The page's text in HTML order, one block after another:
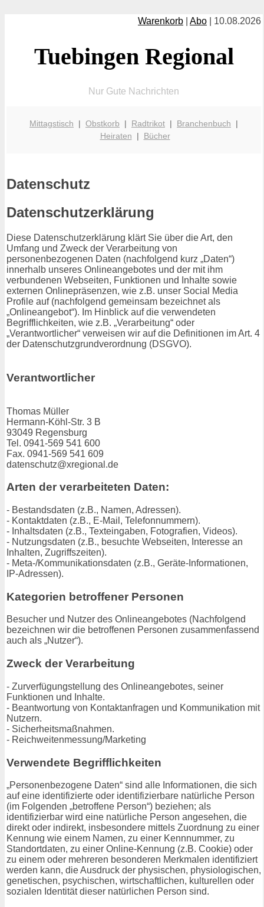
Warenkorb Abo | 10.08.2026
Tuebingen Regional
Nur Gute Nachrichten
Mittagstisch | Obstkorb | Radtrikot | Branchenbuch |
Heiraten | Bücher
Datenschutz
Datenschutzerklärung
Diese Datenschutzerklärung klärt Sie über die Art, den
Umfang und Zweck der Verarbeitung von
personenbezogenen Daten (nachfolgend kurz „Daten“)
innerhalb unseres Onlineangebotes und der mit ihm
verbundenen Webseiten, Funktionen und Inhalte sowie
externen Onlinepräsenzen, wie z.B. unser Social Media
Profile auf (nachfolgend gemeinsam bezeichnet als
„Onlineangebot“). Im Hinblick auf die verwendeten
Begrifflichkeiten, wie z.B. „Verarbeitung“ oder
„Verantwortlicher“ verweisen wir auf die Definitionen im Art. 4
der Datenschutzgrundverordnung (DSGVO).
Verantwortlicher
Thomas Müller
Hermann-Köhl-Str. 3 B
93049 Regensburg
Tel. 0941-569 541 600
Fax. 0941-569 541 609
datenschutz@xregional.de
Arten der verarbeiteten Daten:
- Bestandsdaten (z.B., Namen, Adressen).
- Kontaktdaten (z.B., E-Mail, Telefonnummern).
- Inhaltsdaten (z.B., Texteingaben, Fotografien, Videos).
- Nutzungsdaten (z.B., besuchte Webseiten, Interesse an
Inhalten, Zugriffszeiten).
- Meta-/Kommunikationsdaten (z.B., Geräte-Informationen,
IP-Adressen).
Kategorien betroffener Personen
Besucher und Nutzer des Onlineangebotes (Nachfolgend
bezeichnen wir die betroffenen Personen zusammenfassend
auch als „Nutzer“).
Zweck der Verarbeitung
- Zurverfügungstellung des Onlineangebotes, seiner
Funktionen und Inhalte.
- Beantwortung von Kontaktanfragen und Kommunikation mit
Nutzern.
- Sicherheitsmaßnahmen.
- Reichweitenmessung/Marketing
Verwendete Begrifflichkeiten
„Personenbezogene Daten“ sind alle Informationen, die sich
auf eine identifizierte oder identifizierbare natürliche Person
(im Folgenden „betroffene Person“) beziehen; als
identifizierbar wird eine natürliche Person angesehen, die
direkt oder indirekt, insbesondere mittels Zuordnung zu einer
Kennung wie einem Namen, zu einer Kennnummer, zu
Standortdaten, zu einer Online-Kennung (z.B. Cookie) oder
zu einem oder mehreren besonderen Merkmalen identifiziert
werden kann, die Ausdruck der physischen, physiologischen,
genetischen, psychischen, wirtschaftlichen, kulturellen oder
sozialen Identität dieser natürlichen Person sind.